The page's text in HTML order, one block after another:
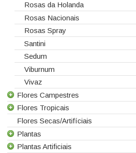
Rosas da Holanda
Rosas Nacionais
Rosas Spray
Santini
Sedum
Viburnum
Vivaz
Flores Campestres
Todas as Flores Campestres
Anigozanthos
Alstroemeria
Alchemilla
Flores Tropicais
Todas as Flores Tropicais
Alpinias
Berzelias
Flores Secas/Artifíciais
Plantas
Todas as Plantas
Plantas Artificiais